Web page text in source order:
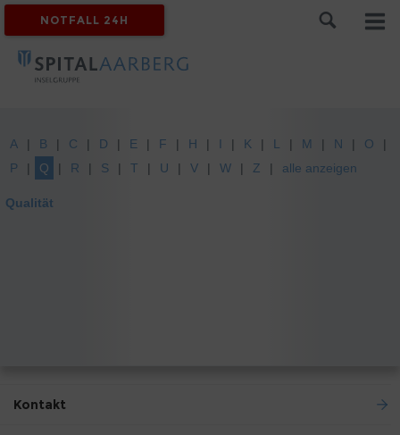
NOTFALL 24H
A B C D E F H I K L M N
O
P
Q R S T U V W Z alle anzeigen
Qualität
Kontakt